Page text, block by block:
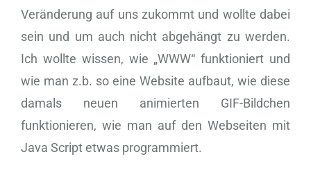
Veränderung auf uns zukommt und wollte dabei
sein und um auch nicht abgehängt zu werden.
Ich wollte wissen, wie „WWW“ funktioniert und
wie man z.b. so eine Website aufbaut, wie diese
damals neuen animierten GIF-Bildchen
funktionieren, wie man auf den Webseiten mit
Java Script etwas programmiert.